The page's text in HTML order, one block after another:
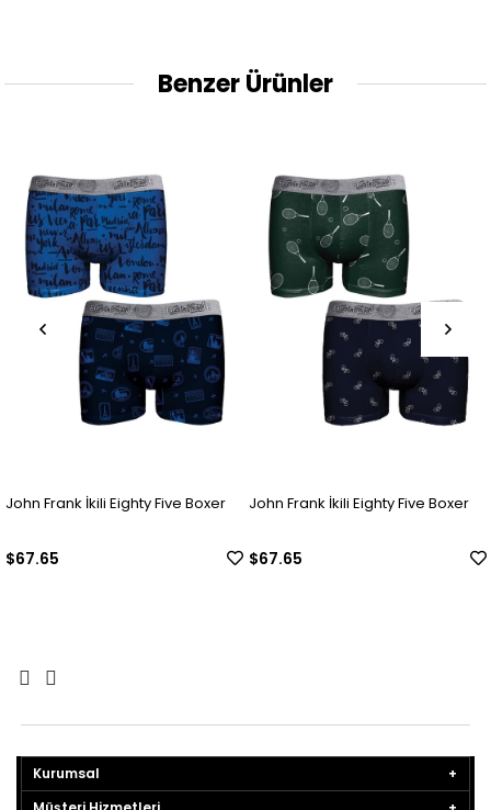
Benzer Ürünler
John Frank İkili Eighty Five Boxer
$67.65
John Frank İkili Eighty Five Boxer
$67.65
Kurumsal